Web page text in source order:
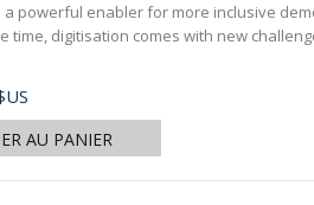
a powerful enabler for more inclusive
time, digitisation comes with new
AU PANIER